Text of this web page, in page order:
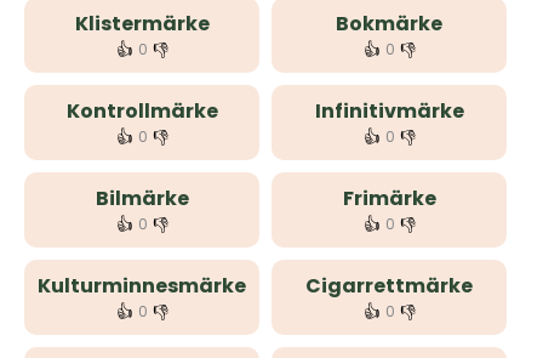
Klistermärke
👍 0 👎
Bokmärke
👍 0 👎
Kontrollmärke
👍 0 👎
Infinitivmärke
👍 0 👎
Bilmärke
👍 0 👎
Frimärke
👍 0 👎
Kulturminnesmärke
👍 0 👎
Cigarrettmärke
👍 0 👎